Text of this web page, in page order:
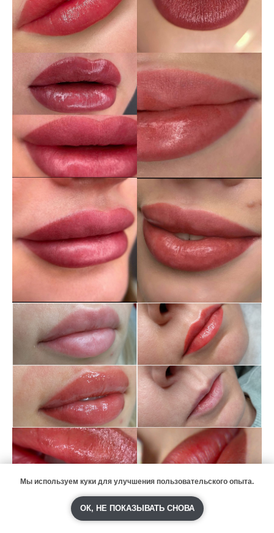
Мы используем куки для улучшения пользовательского опыта.
ОК, НЕ ПОКАЗЫВАТЬ СНОВА